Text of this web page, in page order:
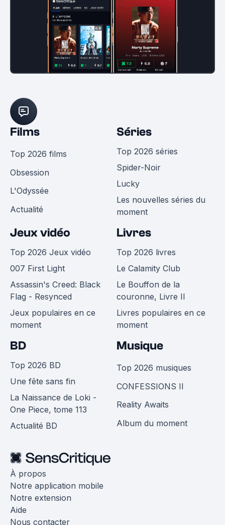
Films
Top 2026 films
Obsession
L'Odyssée
Actualité
Séries
Top 2026 séries
Spider-Noir
Lucky
Les nouvelles séries du
moment
Jeux vidéo
Top 2026 Jeux vidéo
007 First Light
Assassin's Creed: Black
Flag - Resynced
Jeux populaires en ce
moment
Livres
Top 2026 livres
Le Calamity Club
Le Bouffon de la
couronne, Livre II
Livres populaires en ce
moment
BD
Top 2026 BD
Une fête sans fin
La Naissance de Loki -
One Piece, tome 113
Actualité BD
Musique
Top 2026 musiques
CONFESSIONS II
Reality Awaits
Album du moment
À propos
Notre application mobile
Notre extension
Aide
Nous contacter